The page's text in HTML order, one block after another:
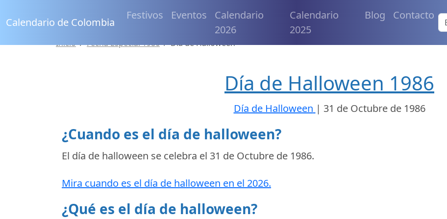
Calendario de Colombia
Festivos Eventos
Calendario
2026
Calendario
2025
Blog Contacto
Inicio Fecha Especial 1986 Día de Halloween
Día de Halloween 1986
Día de Halloween | 31 de Octubre de 1986
¿Cuando es el día de halloween?
El día de halloween se celebra el 31 de Octubre de 1986.
Mira cuando es el día de halloween en el 2026.
¿Qué es el día de halloween?